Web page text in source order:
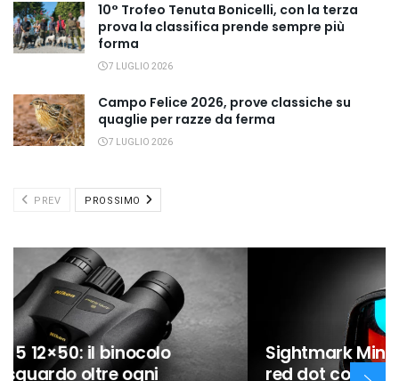
10° Trofeo Tenuta Bonicelli, con la terza
prova la classifica prende sempre più
forma
7 LUGLIO 2026
Campo Felice 2026, prove classiche su
quaglie per razze da ferma
7 LUGLIO 2026
PREV PROSSIMO
Sightmark Mini Shot A-Spec M3: il
red dot compatto che alza